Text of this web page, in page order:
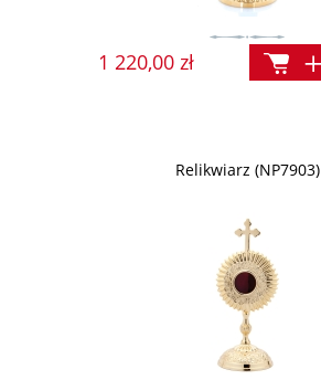
1 220,00 zł
Relikwiarz (NP7903)